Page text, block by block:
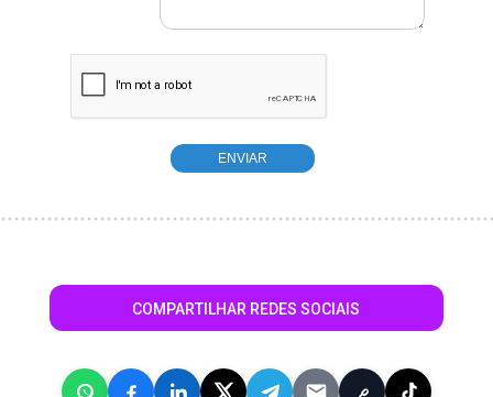
COMPARTILHAR REDES SOCIAIS